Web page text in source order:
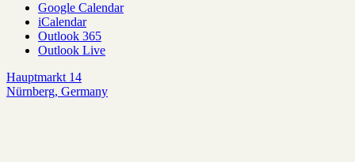
Google Calendar
iCalendar
Outlook 365
Outlook Live
Hauptmarkt 14
Nürnberg, Germany